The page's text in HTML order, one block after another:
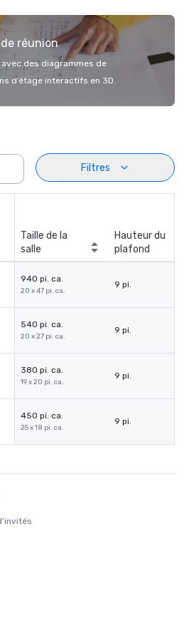
réunion
des diagrammes de
d’étage interactifs en 3D.
Filtres
Taille de la
salle
Hauteur du
plafond
940 pi. ca.
20 x 47 pi. ca.
9 pi.
540 pi. ca.
20 x 27 pi. ca.
9 pi.
380 pi. ca.
19 x 20 pi. ca.
9 pi.
450 pi. ca.
25 x 18 pi. ca.
9 pi.